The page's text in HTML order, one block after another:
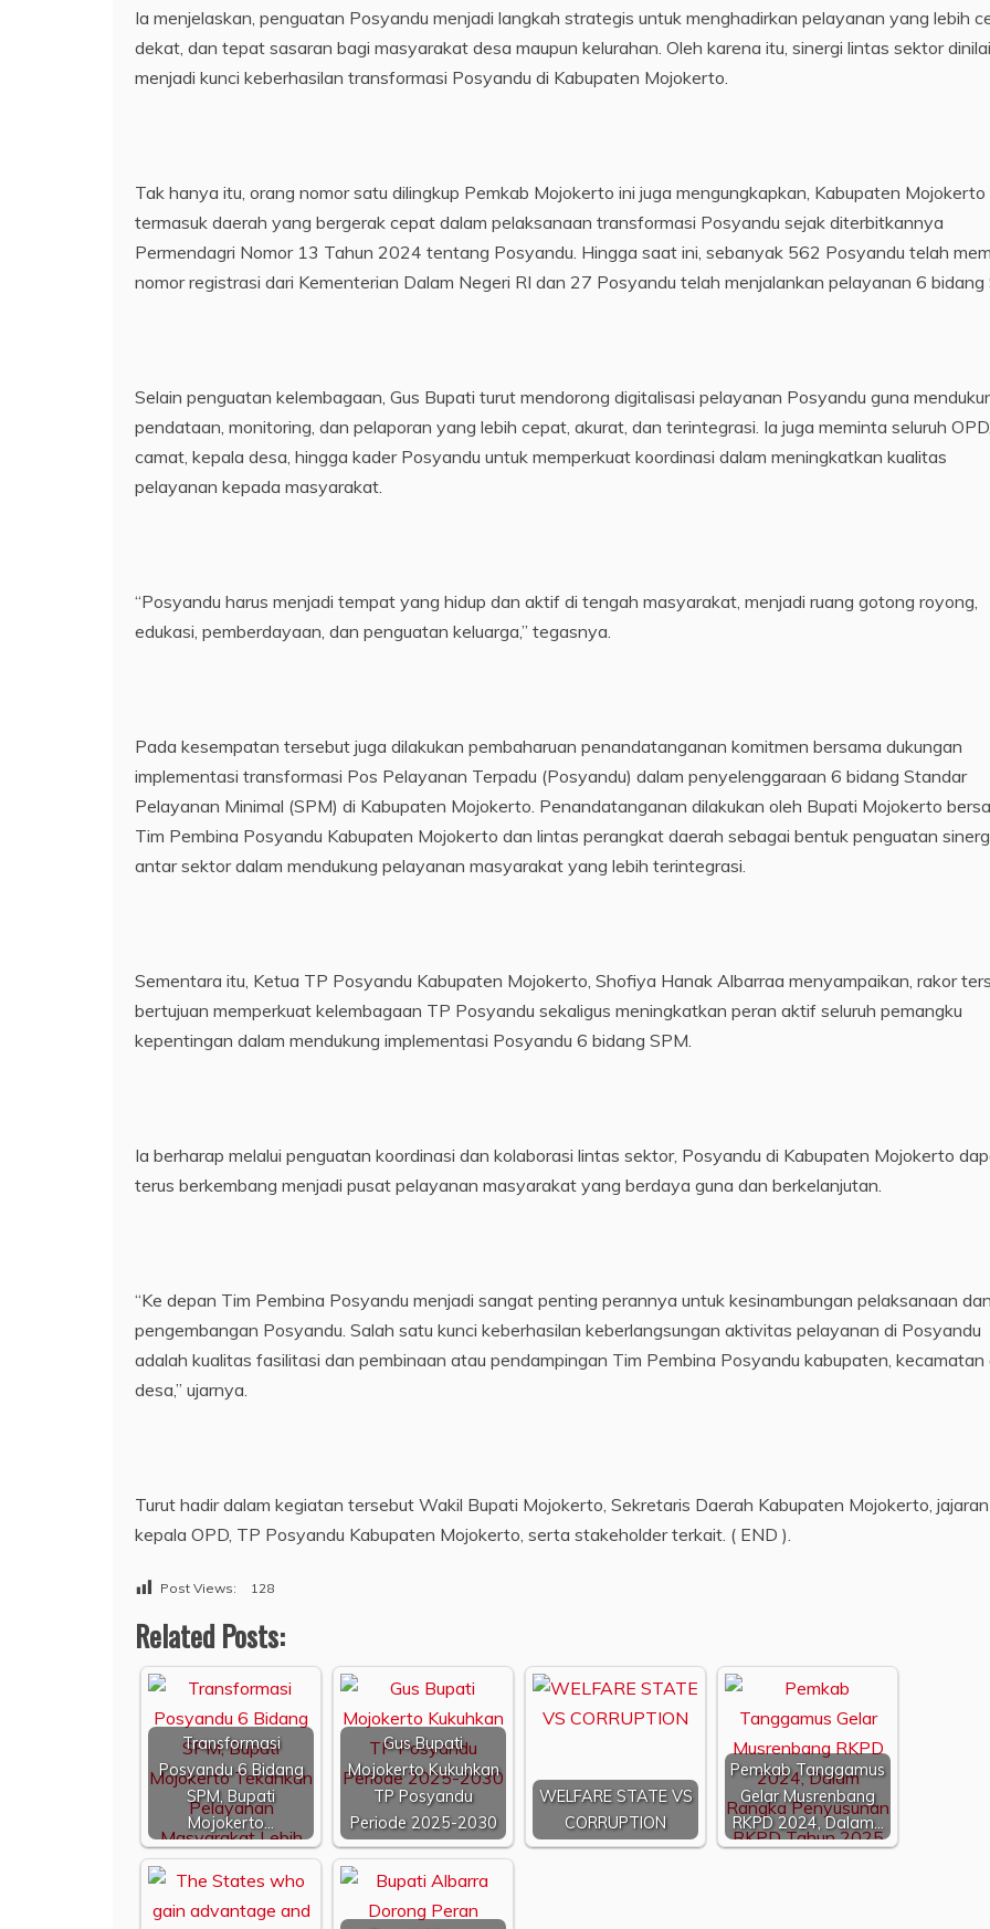
Ia menjelaskan, penguatan Posyandu menjadi langkah strategis untuk menghadirkan pelayanan yang lebih
dekat, dan tepat sasaran bagi masyarakat desa maupun kelurahan. Oleh karena itu, sinergi lintas sektor dinilai
menjadi kunci keberhasilan transformasi Posyandu di Kabupaten Mojokerto.
Tak hanya itu, orang nomor satu dilingkup Pemkab Mojokerto ini juga mengungkapkan, Kabupaten Mojokerto
termasuk daerah yang bergerak cepat dalam pelaksanaan transformasi Posyandu sejak diterbitkannya
Permendagri Nomor 13 Tahun 2024 tentang Posyandu. Hingga saat ini, sebanyak 562 Posyandu telah
nomor registrasi dari Kementerian Dalam Negeri RI dan 27 Posyandu telah menjalankan pelayanan 6 bidang
Selain penguatan kelembagaan, Gus Bupati turut mendorong digitalisasi pelayanan Posyandu guna
pendataan, monitoring, dan pelaporan yang lebih cepat, akurat, dan terintegrasi. Ia juga meminta seluruh OPD,
camat, kepala desa, hingga kader Posyandu untuk memperkuat koordinasi dalam meningkatkan kualitas
pelayanan kepada masyarakat.
“Posyandu harus menjadi tempat yang hidup dan aktif di tengah masyarakat, menjadi ruang gotong royong,
edukasi, pemberdayaan, dan penguatan keluarga,” tegasnya.
Pada kesempatan tersebut juga dilakukan pembaharuan penandatanganan komitmen bersama dukungan
implementasi transformasi Pos Pelayanan Terpadu (Posyandu) dalam penyelenggaraan 6 bidang Standar
Pelayanan Minimal (SPM) di Kabupaten Mojokerto. Penandatanganan dilakukan oleh Bupati Mojokerto
Tim Pembina Posyandu Kabupaten Mojokerto dan lintas perangkat daerah sebagai bentuk penguatan
antar sektor dalam mendukung pelayanan masyarakat yang lebih terintegrasi.
Sementara itu, Ketua TP Posyandu Kabupaten Mojokerto, Shofiya Hanak Albarraa menyampaikan, rakor
bertujuan memperkuat kelembagaan TP Posyandu sekaligus meningkatkan peran aktif seluruh pemangku
kepentingan dalam mendukung implementasi Posyandu 6 bidang SPM.
Ia berharap melalui penguatan koordinasi dan kolaborasi lintas sektor, Posyandu di Kabupaten Mojokerto
terus berkembang menjadi pusat pelayanan masyarakat yang berdaya guna dan berkelanjutan.
“Ke depan Tim Pembina Posyandu menjadi sangat penting perannya untuk kesinambungan pelaksanaan dan
pengembangan Posyandu. Salah satu kunci keberhasilan keberlangsungan aktivitas pelayanan di Posyandu
adalah kualitas fasilitasi dan pembinaan atau pendampingan Tim Pembina Posyandu kabupaten, kecamatan
desa,” ujarnya.
Turut hadir dalam kegiatan tersebut Wakil Bupati Mojokerto, Sekretaris Daerah Kabupaten Mojokerto, jajaran
kepala OPD, TP Posyandu Kabupaten Mojokerto, serta stakeholder terkait. ( END ).
Post Views: 128
Related Posts:
Transformasi
Posyandu 6 Bidang
SPM, Bupati
Mojokerto…
Gus Bupati
Mojokerto Kukuhkan
TP Posyandu
Periode 2025-2030
WELFARE STATE VS
CORRUPTION
Pemkab Tanggamus
Gelar Musrenbang
RKPD 2024, Dalam…